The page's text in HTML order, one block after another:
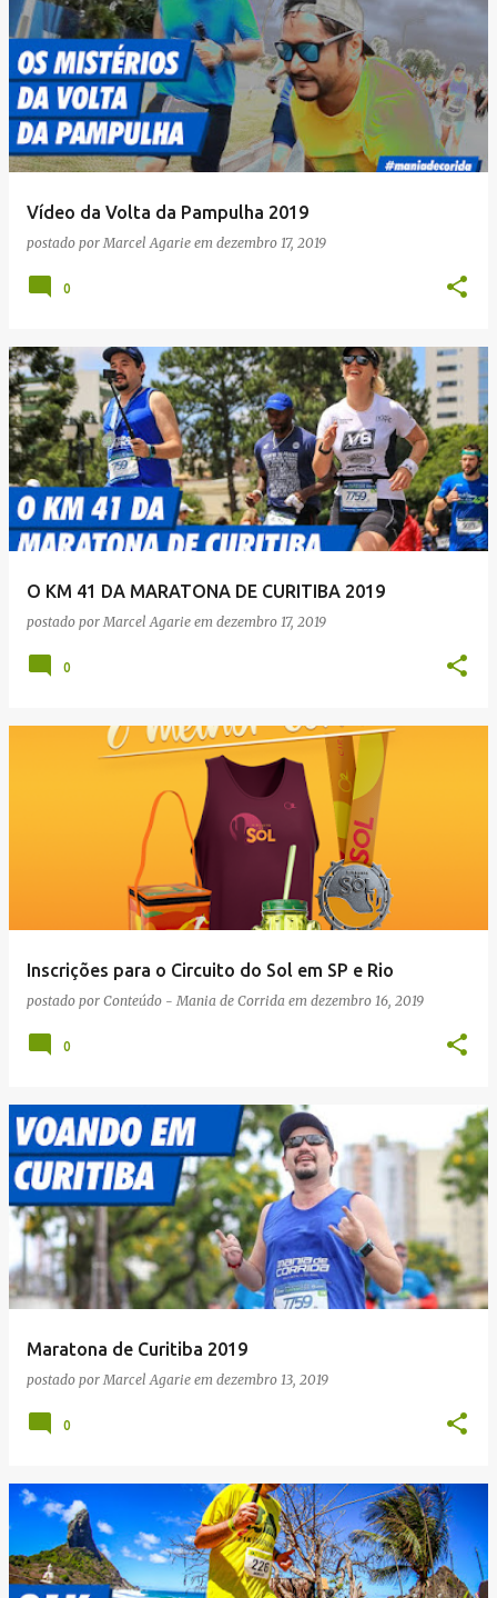
Vídeo da Volta da Pampulha 2019
postado porMarcel Agarie em dezembro 17, 2019
0
O KM 41 DA MARATONA DE CURITIBA 2019
postado porMarcel Agarie em dezembro 17, 2019
0
Inscrições para o Circuito do Sol em SP e Rio
postado por Conteúdo - Mania de Corrida em dezembro 16, 2019
0
Maratona de Curitiba 2019
postado porMarcel Agarie em dezembro 13, 2019
0